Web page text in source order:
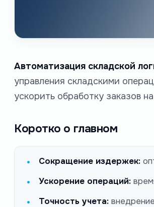
Автоматизация складской
управления складскими
ускорить обработку заказов
Коротко о главном
Сокращение издержек:
Ускорение операций:
Точность учета: